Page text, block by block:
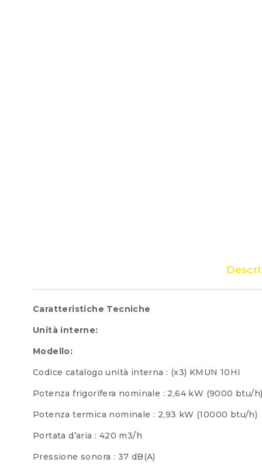
Caratteristiche Tecniche
Unità interne:
Modello:
Codice catalogo unità interna : (x3) KMUN 10HI
Potenza frigorifera nominale : 2,64 kW (9000 btu/
Potenza termica nominale : 2,93 kW (10000 btu/h)
Portata d’aria : 420 m3/h
Pressione sonora : 37 dB(A)